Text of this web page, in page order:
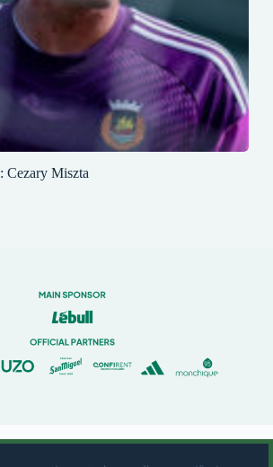
Cezary Miszta